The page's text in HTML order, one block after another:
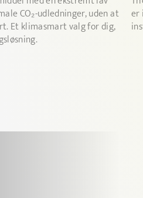
CO₂-udledninger, uden at
Et klimasmart valg for dig,
er